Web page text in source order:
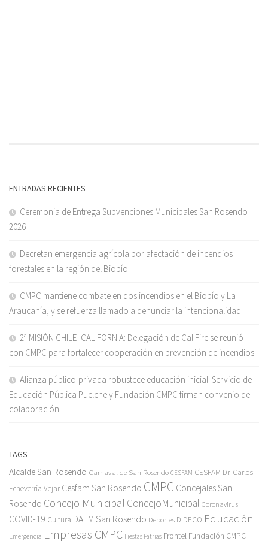
ENTRADAS RECIENTES
Ceremonia de Entrega Subvenciones Municipales San Rosendo
2026
Decretan emergencia agrícola por afectación de incendios
forestales en la región del Biobío
CMPC mantiene combate en dos incendios en el Biobío y La
Araucanía, y se refuerza llamado a denunciar la intencionalidad
2ª MISIÓN CHILE–CALIFORNIA: Delegación de Cal Fire se reunió
con CMPC para fortalecer cooperación en prevención de incendios
Alianza público-privada robustece educación inicial: Servicio de
Educación Pública Puelche y Fundación CMPC firman convenio de
colaboración
TAGS
Alcalde San Rosendo Carnaval de San Rosendo CESFAM CESFAM Dr. Carlos
Echeverría Vejar Cesfam San Rosendo CMPC Concejales San
Rosendo Concejo Municipal ConcejoMunicipal Coronavirus
COVID-19 Cultura DAEM San Rosendo Deportes DIDECO Educación
Emergencia Empresas CMPC Fiestas Patrias Frontel Fundación CMPC